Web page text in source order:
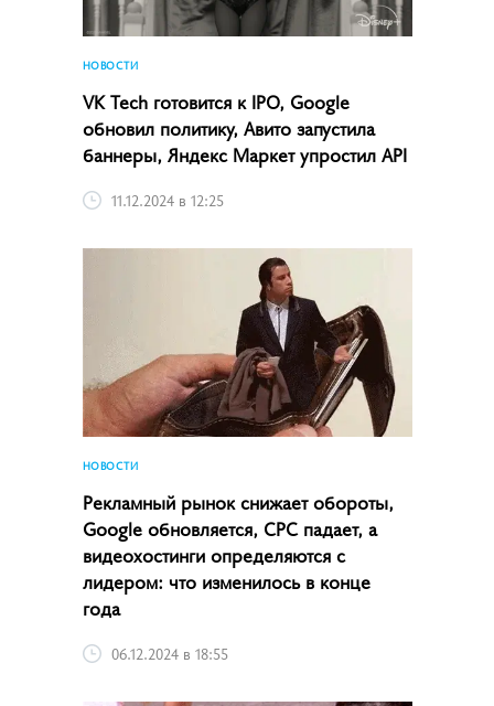
НОВОСТИ
VK Tech готовится к IPO, Google
обновил политику, Авито запустила
баннеры, Яндекс Маркет упростил API
11.12.2024 в 12:25
НОВОСТИ
Рекламный рынок снижает обороты,
Google обновляется, CPC падает, а
видеохостинги определяются с
лидером: что изменилось в конце
года
06.12.2024 в 18:55